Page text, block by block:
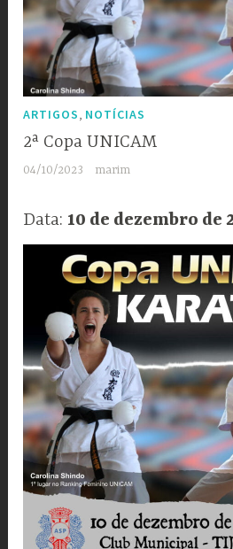
ARTIGOS NOTÍCIAS
2ª Copa UNICAM
04/10/2023 marim
Data: 10 de dezembro de